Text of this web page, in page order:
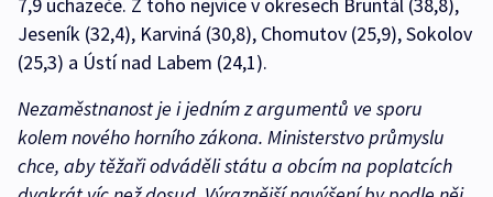
7,9 uchazeče. Z toho nejvíce v okresech Bruntál (38,8),
Jeseník (32,4), Karviná (30,8), Chomutov (25,9), Sokolov
(25,3) a Ústí nad Labem (24,1).
Nezaměstnanost je i jedním z argumentů ve sporu
kolem nového horního zákona. Ministerstvo průmyslu
chce, aby těžaři odváděli státu a obcím na poplatcích